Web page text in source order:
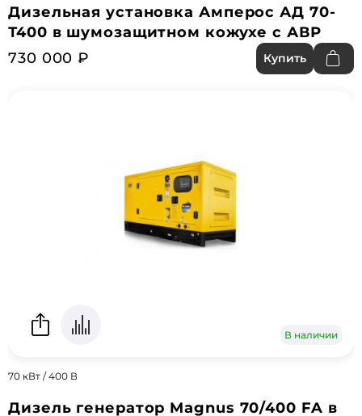
Дизельная установка Амперос АД 70-
Т400 в шумозащитном кожухе с АВР
730 000 ₽
Купить
В наличии
70 кВт / 400 В
Дизель генератор Magnus 70/400 FA в